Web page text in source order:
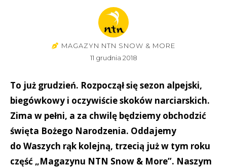
MAGAZYN NTN SNOW & MORE
11 grudnia 2018
To już grudzień. Rozpoczął się sezon alpejski,
biegówkowy i oczywiście skoków narciarskich.
Zima w pełni, a za chwilę będziemy obchodzić
święta Bożego Narodzenia. Oddajemy
do Waszych rąk kolejną, trzecią już w tym roku
część „Magazynu NTN Snow & More”. Naszym